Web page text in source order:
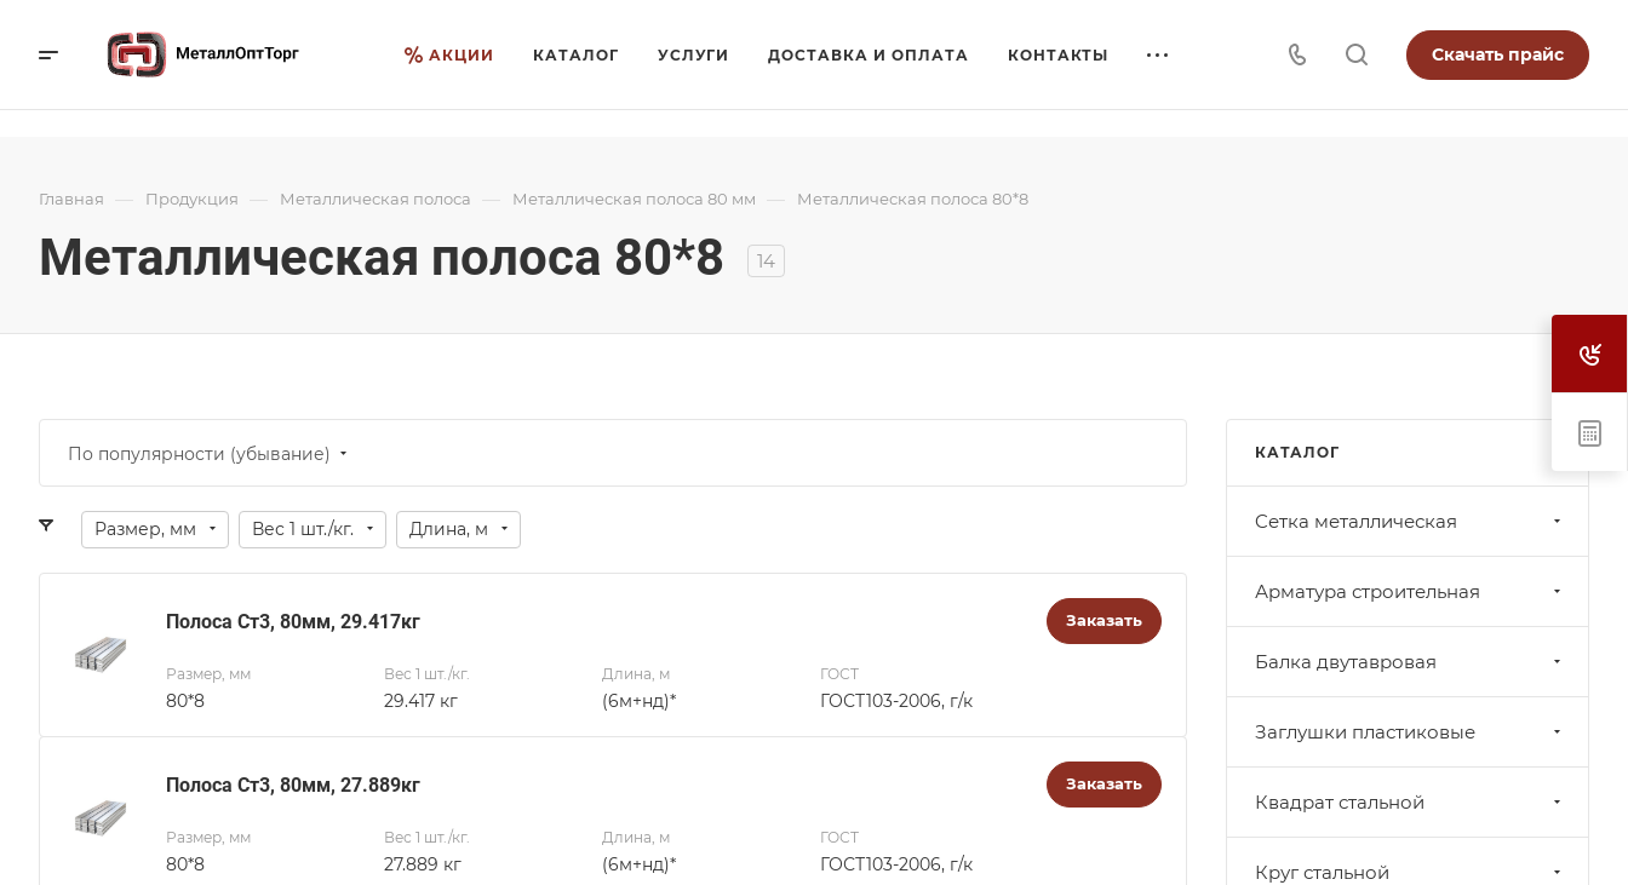
АКЦИИ КАТАЛОГ УСЛУГИ ДОСТАВКА И ОПЛАТА КОНТАКТЫ Скачать прайс
Главная — Продукция — Металлическая полоса — Металлическая полоса 80 мм — Металлическая полоса 80*8
Металлическая полоса 80*8 14
По популярности (убывание)
Размер, мм Вес 1 шт./кг. Длина, м
Полоса Ст3, 80мм, 29.417кг Заказать
Размер, мм
80*8
Вес 1 шт./кг.
29.417 кг
Длина, м
(6м+нд)*
ГОСТ
ГОСТ103-2006, г/к
Полоса Ст3, 80мм, 27.889кг Заказать
Размер, мм
80*8
Вес 1 шт./кг.
27.889 кг
Длина, м
(6м+нд)*
ГОСТ
ГОСТ103-2006, г/к
КАТАЛОГ
Cетка металлическая
Арматура строительная
Балка двутавровая
Заглушки пластиковые
Квадрат стальной
Круг стальной